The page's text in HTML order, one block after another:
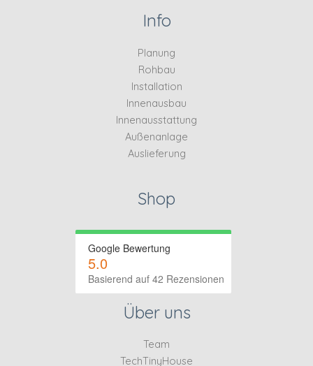
Info
Planung
Rohbau
Installation
Innenausbau
Innenausstattung
Außenanlage
Auslieferung
Shop
Google Bewertung
5.0
Basierend auf 42 Rezensionen
Über uns
Team
TechTinyHouse